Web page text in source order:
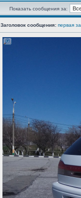
Показать сообщения за:
Заголовок сообщения: первая